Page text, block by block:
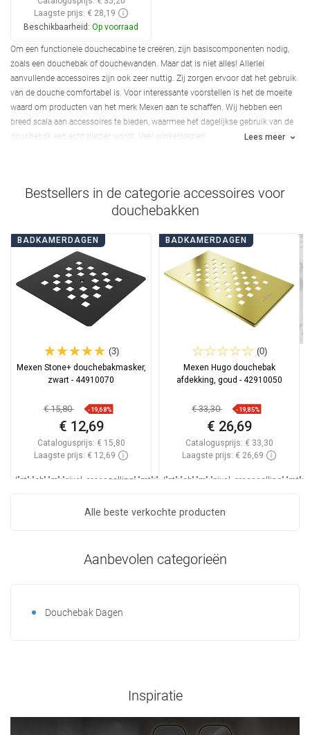
Laagste prijs: € 28,19
Beschikbaarheid: Op voorraad
In winkelwagen
favorite_border Favoriet
Vergelijk
Om een functionele douchecabine te creëren, zijn basiscomponenten nodig,
zoals een douchebak of douchewanden. Maar dat is niet alles! Allerlei
aanvullende accessoires zijn ook zeer nuttig. Zij zorgen ervoor dat het gebruik
van de douche comfortabel is. Voor interessante voorstellen is het de moeite
waard om producten van het merk Mexen aan te schaffen. Wij hebben een
breed scala aan accessoires te bieden, waarmee het dagelijkse gebruik van de
douchebak een echt plezier wordt. Veel winkelplezier! Lees meer
Bestsellers in de categorie accessoires voor
douchebakken
BADKAMERDAGEN
(3)
Mexen Stone+ douchebakmasker,
zwart - 44910070
€ 15,80 -19,68%
€ 12,69
Catalogusprijs: € 15,80
Laagste prijs: € 12,69
_LSCESIEND_
favorite_border Favoriet
BADKAMERDAGEN
(0)
Mexen Hugo douchebak
afdekking, goud - 42910050
€ 33,30 -19,85%
€ 26,69
Catalogusprijs: € 33,30
Laagste prijs: € 26,69
Vergelijk
Alle beste verkochte producten
Aanbevolen categorieën
Douchebak Dagen
Inspiratie